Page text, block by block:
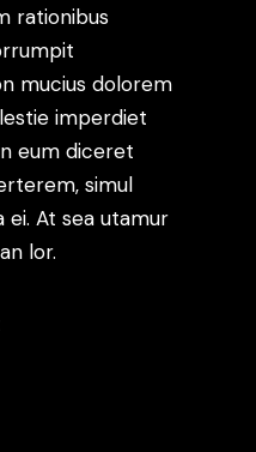
rationibus
mucius dolorem
imperdiet
eum diceret
simul
At sea utamur
lor.